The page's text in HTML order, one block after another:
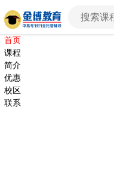
首页
课程
简介
优惠
校区
联系